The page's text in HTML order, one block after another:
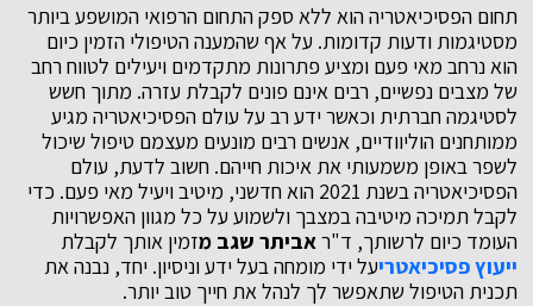
תחום הפסיכיאטריה הוא ללא ספק התחום הרפואי המושפע ביותר
מסטיגמות ודעות קדומות. על אף שהמענה הטיפולי הזמין כיום
הוא נרחב מאי פעם ומציע פתרונות מתקדמים ויעילים לטווח רחב
של מצבים נפשיים, רבים אינם פונים לקבלת עזרה. מתוך חשש
לסטיגמה חברתית וכאשר ידע רב על עולם הפסיכיאטריה מגיע
ממותחנים הוליוודיים, אנשים רבים מונעים מעצמם טיפול שיכול
לשפר באופן משמעותי את איכות חייהם. חשוב לדעת, עולם
הפסיכיאטריה בשנת 2021 הוא חדשני, מיטיב ויעיל מאי פעם. כדי
לקבל תמיכה מיטיבה במצבך ולשמוע על כל מגוון האפשרויות
העומד כיום לרשותך, ד"ראביתר שגב מזמין אותך לקבלת
ייעוץ פסיכיאטריעל ידי מומחה בעל ידע וניסיון. יחד, נבנה את
תכנית הטיפול שתאפשר לך לנהל את חייך טוב יותר.